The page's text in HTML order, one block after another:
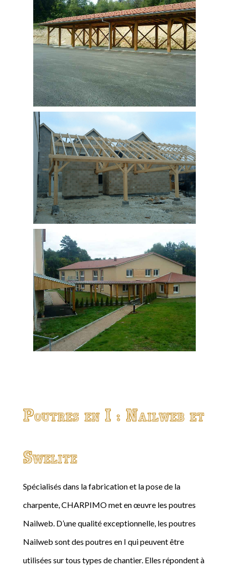
Poutres en I : Nailweb et
Swelite
Spécialisés dans la fabrication et la pose de la
charpente, CHARPIMO met en œuvre les poutres
Nailweb. D’une qualité exceptionnelle, les poutres
Nailweb sont des poutres en I qui peuvent être
utilisées sur tous types de chantier. Elles répondent à